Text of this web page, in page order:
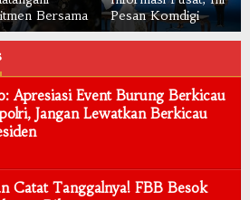
Bersama
Pesan Komdigi
Apresiasi Event Burung Berkicau
Jangan Lewatkan Berkicau
Catat Tanggalnya! FBB Besok